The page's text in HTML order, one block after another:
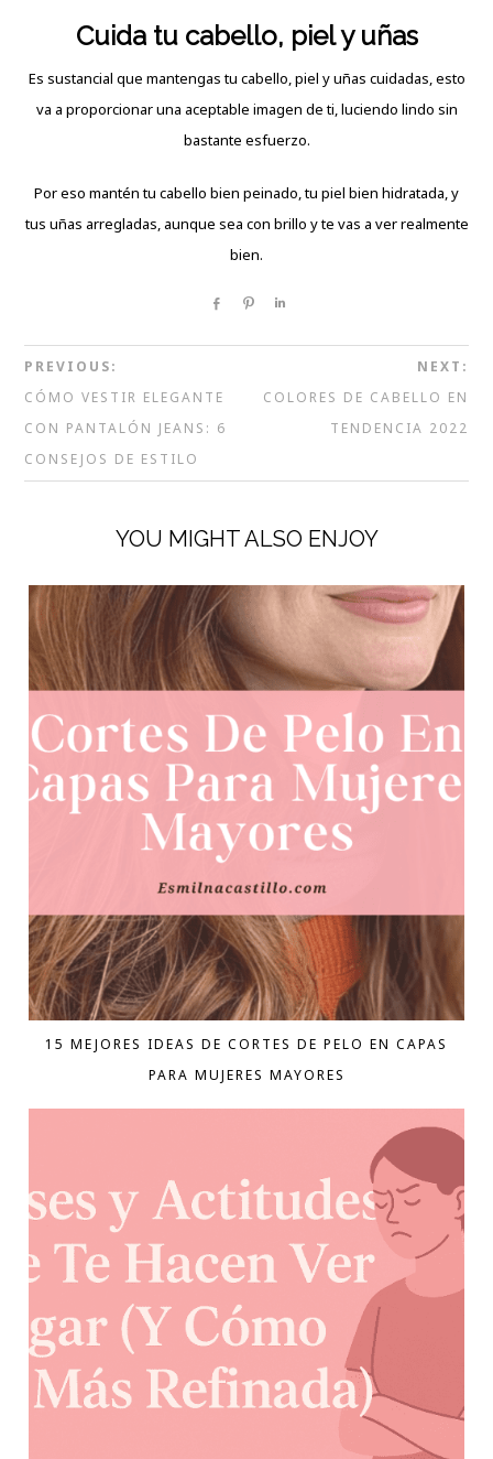
Cuida tu cabello, piel y uñas
Es sustancial que mantengas tu cabello, piel y uñas cuidadas, esto
va a proporcionar una aceptable imagen de ti, luciendo lindo sin
bastante esfuerzo.
Por eso mantén tu cabello bien peinado, tu piel bien hidratada, y
tus uñas arregladas, aunque sea con brillo y te vas a ver realmente
bien.
Share Pin
PREVIOUS:
CÓMO VESTIR ELEGANTE
CON PANTALÓN JEANS: 6
CONSEJOS DE ESTILO
NEXT:
COLORES DE CABELLO EN
TENDENCIA 2022
YOU MIGHT ALSO ENJOY
15 MEJORES IDEAS DE CORTES DE PELO EN CAPAS
PARA MUJERES MAYORES